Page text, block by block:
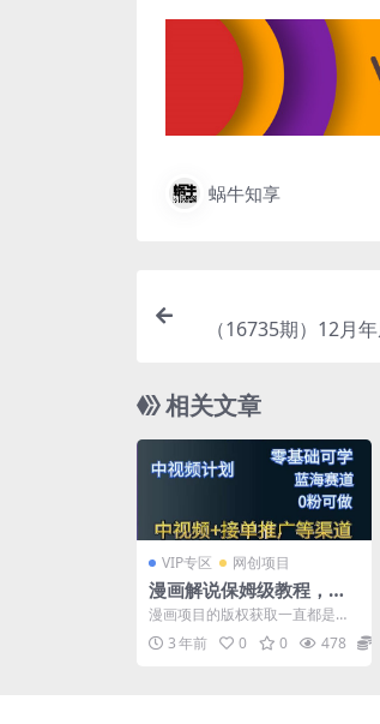
蜗牛知享
（16735期）12月
相关文章
VIP专区 网创项目
漫画解说保姆级教程，彻
底解决版权问题，轻松月
入上万
漫画项目的版权获取一直都是小
白的难题，这里可以教你如何快
速解决版权问题，漫画解说...
3 年前 0 0 478